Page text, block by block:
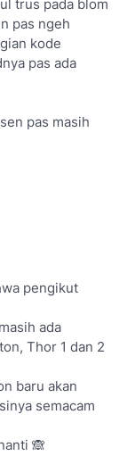
trus pada blom
pas ngeh
kode
pas ada
pas masih
pengikut
ada
Thor 1 dan 2
baru akan
semacam
🙈